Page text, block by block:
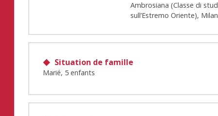
Ambrosiana (Classe di
sull’Estremo Oriente), Milan
Situation de famille
Marié, 5 enfants